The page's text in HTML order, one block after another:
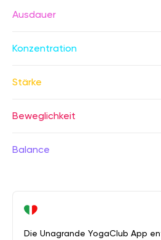
Ausdauer
Konzentration
Stärke
Beweglichkeit
Balance
Die Unagrande YogaClub App